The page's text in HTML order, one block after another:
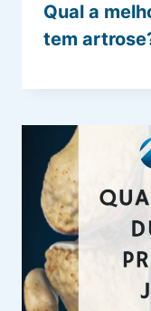
Qual a
tem